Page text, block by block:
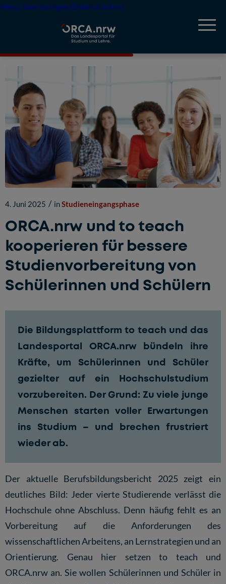
Menü überspringen (Enter drücken)
ORCA.nrw und to teach
kooperieren für bessere
Studienvorbereitung von
Schülerinnen und Schülern
4. Juni 2025 / inStudieneingangsphase
Die Bildungsplattform to teach und das
Landesportal ORCA.nrwbündeln ihre
Kräfte, um Schülerinnen und Schüler
gezielter auf ein Hochschulstudium
vorzubereiten. Der Grund: Zu viele junge
Menschen starten voller Erwartungen
ins Studium – und brechen frustriert
wieder ab.
Der aktuelle Berufsbildungsbericht 2025 zeigt ein
deutliches Bild: Jeder vierte Studierende verlässt die
Hochschule ohne Abschluss. Denn häufig fehlt es an
Vorbereitung auf die Anforderungen des
wissenschaftlichen Arbeitens, an Lernstrategien und an
Orientierung. Genau hier setzen to teach und
ORCA.nrw an. Sie wollen Schülerinnen und Schüler in